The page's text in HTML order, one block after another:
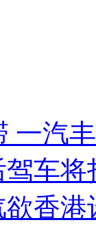
一汽
车将
欲香港